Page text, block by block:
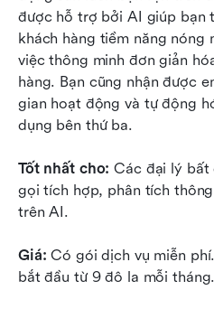
được hỗ trợ bởi AI giúp bạn
khách hàng tiềm năng nóng
việc thông minh đơn giản
hàng. Bạn cũng nhận được
gian hoạt động và tự động
dụng bên thứ ba.
Tốt nhất cho: Các đại lý bất
gọi tích hợp, phân tích
trên AI.
Giá: Có gói dịch vụ miễn
bắt đầu từ 9 đô la mỗi tháng.